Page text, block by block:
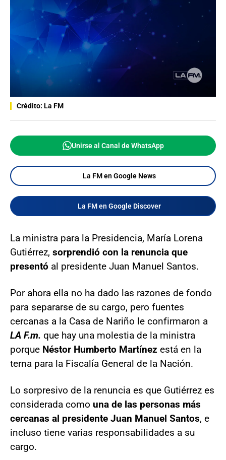
Crédito: La FM
Unirse al Canal de WhatsApp
La FM en Google News
La FM en Google Discover
La ministra para la Presidencia, María Lorena
Gutiérrez, sorprendió con la renuncia que
presentó al presidente Juan Manuel Santos.
Por ahora ella no ha dado las razones de fondo
para separarse de su cargo, pero fuentes
cercanas a la Casa de Nariño le confirmaron a
LA F.m. que hay una molestia de la ministra
porque Néstor Humberto Martínez está en la
terna para la Fiscalía General de la Nación.
Lo sorpresivo de la renuncia es que Gutiérrez es
considerada como una de las personas más
cercanas al presidente Juan Manuel Santos, e
incluso tiene varias responsabilidades a su
cargo.